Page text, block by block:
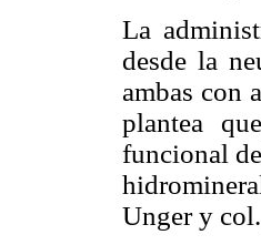
La
desde la
ambas con
plantea
funcional
Unger y